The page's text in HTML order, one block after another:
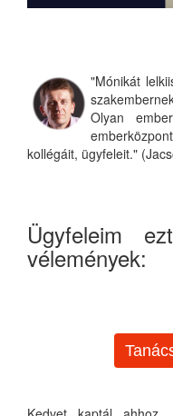
"Mónikát
Olyan
kollégáit, ügyfeleit."
Ügyfeleim
vélemények: